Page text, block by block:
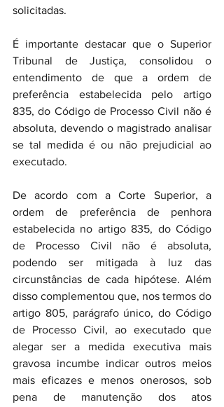
solicitadas.
É importante destacar que o Superior
Tribunal de Justiça, consolidou o
entendimento de que a ordem de
preferência estabelecida pelo artigo
835, do Código de Processo Civil não é
absoluta, devendo o magistrado analisar
se tal medida é ou não prejudicial ao
executado.
De acordo com a Corte Superior, a
ordem de preferência de penhora
estabelecida no artigo 835, do Código
de Processo Civil não é absoluta,
podendo ser mitigada à luz das
circunstâncias de cada hipótese. Além
disso complementou que, nos termos do
artigo 805, parágrafo único, do Código
de Processo Civil, ao executado que
alegar ser a medida executiva mais
gravosa incumbe indicar outros meios
mais eficazes e menos onerosos, sob
pena de manutenção dos atos